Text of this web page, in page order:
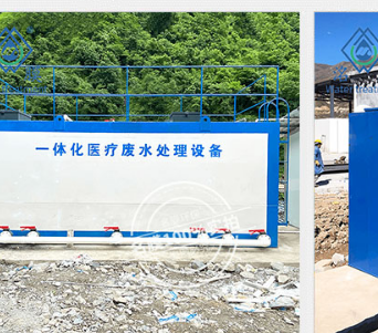
理厂咨询已完成
体化设备已发货
理报价表已发送
理设备报价单已发送
设备合同已签订